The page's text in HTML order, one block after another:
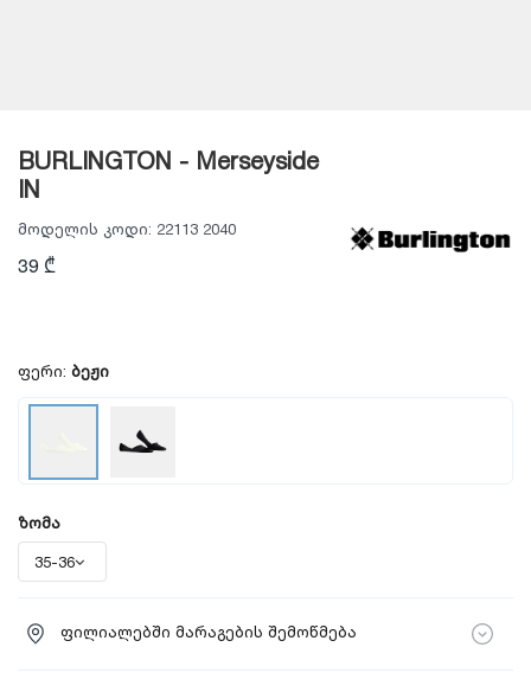
BURLINGTON - Merseyside
IN
მოდელის კოდი: 22113 2040
39 ₾
ფერი: ბეჟი
ზომა
ფილიალებში მარაგების შემოწმება